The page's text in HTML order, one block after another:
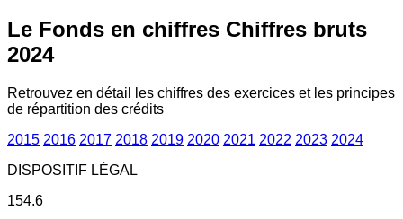
Le Fonds en chiffres Chiffres bruts
2024
Retrouvez en détail les chiffres des exercices et les principes
de répartition des crédits
2015 2016 2017 2018 2019 2020 2021 2022 2023 2024
DISPOSITIF LÉGAL
154.6